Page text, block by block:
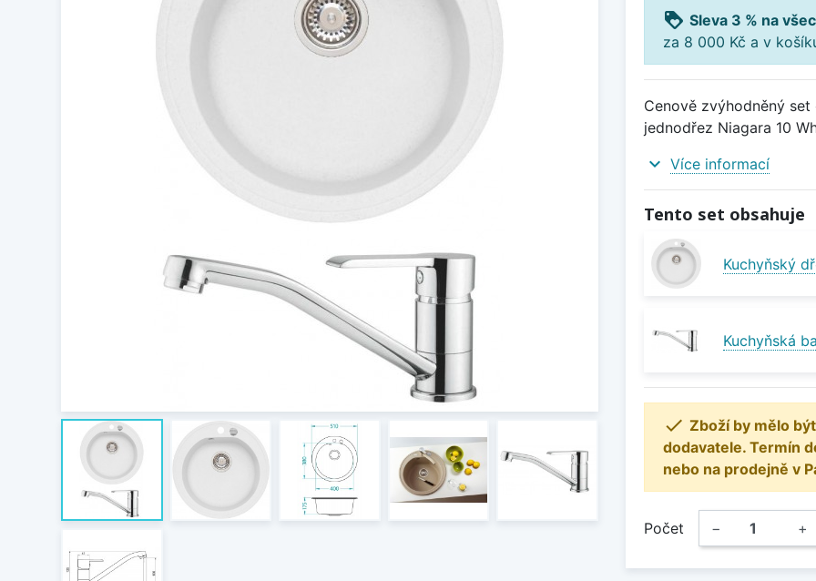
loyalty Sleva 3 % na
za 8 000 Kč a v
Cenově zvýhodněný
jednodřez Niagara 10
expand_more Více informací
Tento set obsahuje
Kuchyňský
Kuchyňská
 Zboží by mělo
dodavatele. Termín
nebo na prodejně v
Počet − +